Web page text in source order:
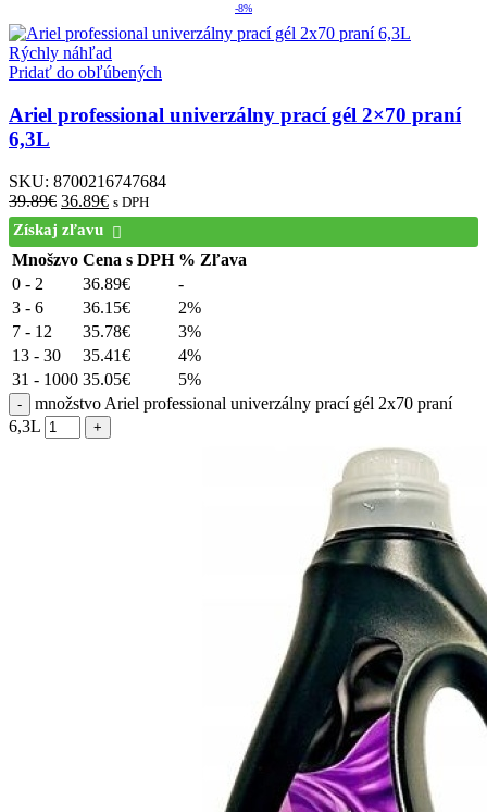
-8%
Rýchly náhľad
Pridať do obľúbených
Ariel professional univerzálny prací gél 2×70 praní
6,3L
SKU: 8700216747684
39.89€ 36.89€ s DPH
Získaj zľavu
Mnošzvo Cena s DPH % Zľava
0 - 2
36.89€
-
3 - 6
36.15€
2%
7 - 12
35.78€
3%
13 - 30
35.41€
4%
31 - 1000 35.05€
5%
množstvo Ariel professional univerzálny prací gél 2x70 praní
6,3L